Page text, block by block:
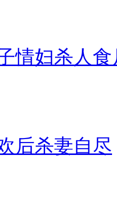
情妇杀人食
后杀妻自尽